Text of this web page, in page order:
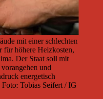
mit einer schlechten
für höhere Heizkosten,
Der Staat soll mit
und
energetisch
Tobias Seifert / IG